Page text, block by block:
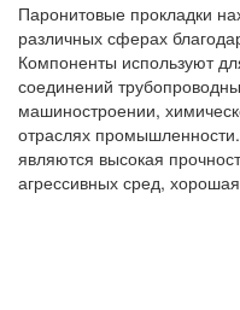
Паронитовые прокладки
различных сферах
Компоненты используют
соединений
машиностроении,
отраслях
являются высокая
агрессивных сред,